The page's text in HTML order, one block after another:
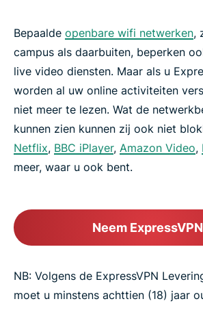
Bepaalde openbare wifi netwerken,
campus als daarbuiten, beperken
live video diensten. Maar als u
worden al uw online activiteiten
niet meer te lezen. Wat de
kunnen zien kunnen zij ook niet
Netflix, BBC iPlayer, Amazon Video,
meer, waar u ook bent.
Neem ExpressVPN
NB: Volgens de ExpressVPN
moet u minstens achttien (18) jaar